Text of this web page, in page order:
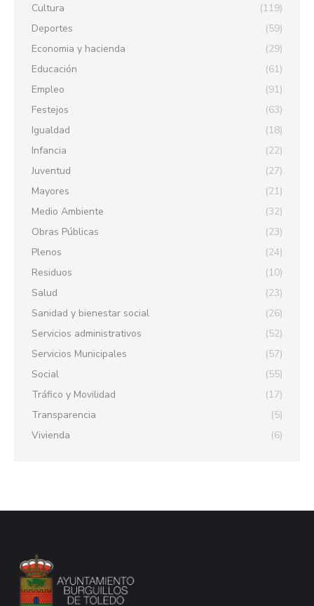
Cultura
(119)
Deportes
(59)
Economia y hacienda
(29)
Educación
(61)
Empleo
(91)
Festejos
(63)
Igualdad
(18)
Infancia
(22)
Juventud
(27)
Mayores
(21)
Medio Ambiente
(32)
Obras Públicas
(23)
Plenos
(24)
Residuos
(10)
Salud
(23)
Sanidad y bienestar social
(26)
Servicios administrativos
(52)
Servicios Municipales
(57)
Social
(55)
Tráfico y Movilidad
(17)
Transparencia
(5)
Vivienda
(6)